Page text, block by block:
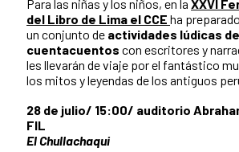
Para las niñas y los niños, en la XXVI
del Libro de Lima el CCE ha
un conjunto de actividades lúdicas de
cuentacuentos con escritores y
les llevarán de viaje por el fantástico
los mitos y leyendas de los antiguos
28 de julio/ 15:00/ auditorio
FIL
El Chullachaqui